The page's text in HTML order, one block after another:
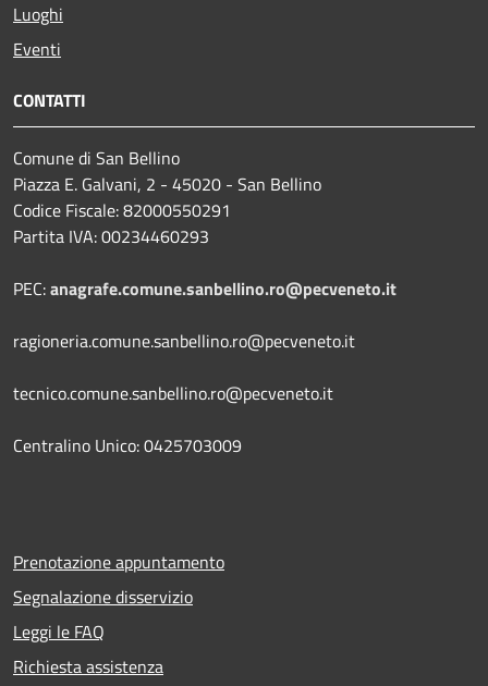
Luoghi
Eventi
CONTATTI
Comune di San Bellino
Piazza E. Galvani, 2 - 45020 - San Bellino
Codice Fiscale: 82000550291
Partita IVA: 00234460293
PEC:anagrafe.comune.sanbellino.ro@pecveneto.it
ragioneria.comune.sanbellino.ro@pecveneto.it
tecnico.comune.sanbellino.ro@pecveneto.it
Centralino Unico: 0425703009
Prenotazione appuntamento
Segnalazione disservizio
Leggi le FAQ
Richiesta assistenza